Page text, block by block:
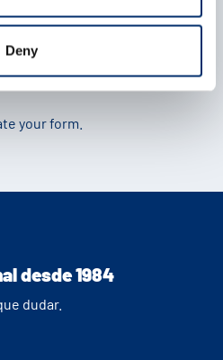
Deny
responder a sus preguntas y
para su situación.
your form.
desde 1984
dudar.